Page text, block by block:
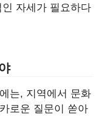
자세가 필요하다
는, 지역에서 문화
로운 질문이 쏟아